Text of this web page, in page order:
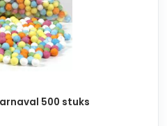
500 stuks